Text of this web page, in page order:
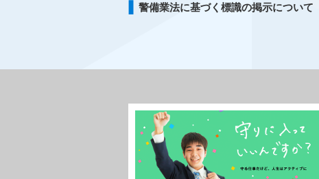
警備業法に基づく標識の掲示について